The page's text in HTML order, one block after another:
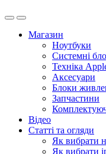
Магазин
Ноутбуки
Системні
Техніка
Аксесуари
Блоки
Запчастини
Відео
Статті та огляди
Як вибрати
Як вибрати